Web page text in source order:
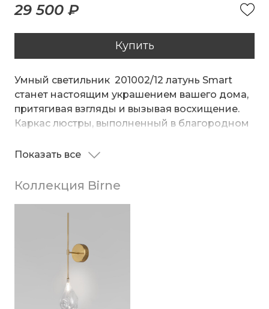
29 500 ₽
Купить
Умный светильник 201002/12 латунь Smart
станет настоящим украшением вашего дома,
притягивая взгляды и вызывая восхищение.
Каркас люстры, выполненный в благородном
прозрачных стеклянных плафонов. Их форма,
воздушности всей конструкции.
Стеклянные мятые плафоны рассеивают свет,
создавая мягкое и приятное освещение. Они
Рекомендуем использовать светодиодные
Показать все
Коллекция Birne